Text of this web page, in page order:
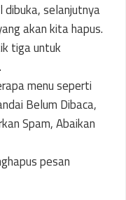
dibuka, selanjutnya
akan kita hapus.
tiga untuk
menu seperti
Belum Dibaca,
Spam, Abaikan
pesan